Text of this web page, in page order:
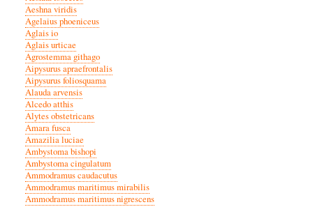
Aeshna viridis
Agelaius phoeniceus
Aglais io
Aglais urticae
Agrostemma githago
Aipysurus apraefrontalis
Aipysurus foliosquama
Alauda arvensis
Alcedo atthis
Alytes obstetricans
Amara fusca
Amazilia luciae
Ambystoma bishopi
Ambystoma cingulatum
Ammodramus caudacutus
Ammodramus maritimus mirabilis
Ammodramus maritimus nigrescens